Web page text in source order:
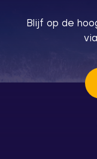
Blijf op de